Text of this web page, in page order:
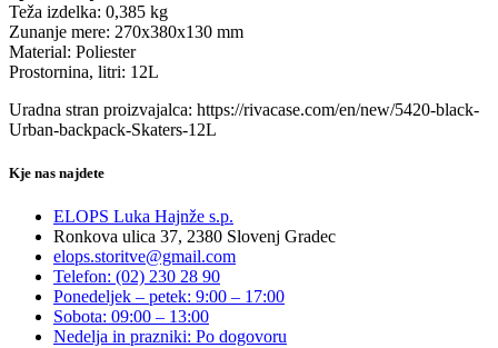
Teža izdelka: 0,385 kg
Zunanje mere: 270x380x130 mm
Material: Poliester
Prostornina, litri: 12L
Uradna stran proizvajalca: https://rivacase.com/en/new/5420-black-
Urban-backpack-Skaters-12L
Kje nas najdete
ELOPS Luka Hajnže s.p.
Ronkova ulica 37, 2380 Slovenj Gradec
elops.storitve@gmail.com
Telefon: (02) 230 28 90
Ponedeljek – petek: 9:00 – 17:00
Sobota: 09:00 – 13:00
Nedelja in prazniki: Po dogovoru